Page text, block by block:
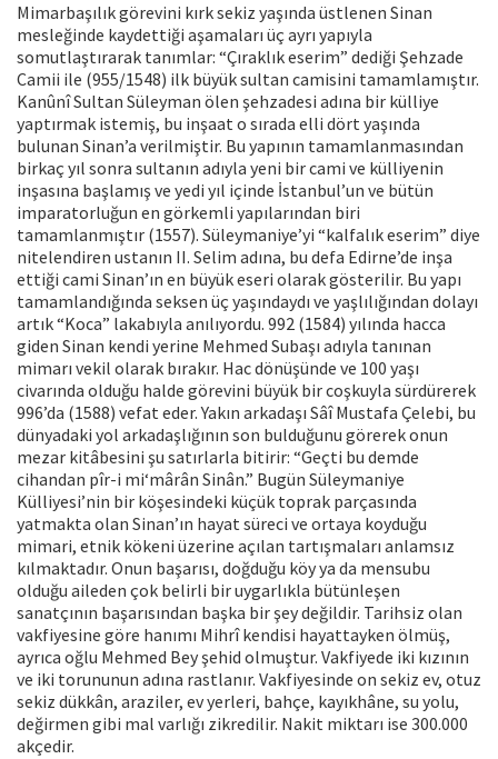
Mimarbaşılık görevini kırk sekiz yaşında üstlenen Sinan
mesleğinde kaydettiği aşamaları üç ayrı yapıyla
somutlaştırarak tanımlar: “Çıraklık eserim” dediği Şehzade
Camii ile (955/1548) ilk büyük sultan camisini tamamlamıştır.
Kanûnî Sultan Süleyman ölen şehzadesi adına bir külliye
yaptırmak istemiş, bu inşaat o sırada elli dört yaşında
bulunan Sinan’a verilmiştir. Bu yapının tamamlanmasından
birkaç yıl sonra sultanın adıyla yeni bir cami ve külliyenin
inşasına başlamış ve yedi yıl içinde İstanbul’un ve bütün
imparatorluğun en görkemli yapılarından biri
tamamlanmıştır (1557). Süleymaniye’yi “kalfalık eserim” diye
nitelendiren ustanın II. Selim adına, bu defa Edirne’de inşa
ettiği cami Sinan’ın en büyük eseri olarak gösterilir. Bu yapı
tamamlandığında seksen üç yaşındaydı ve yaşlılığından dolayı
artık “Koca” lakabıyla anılıyordu. 992 (1584) yılında hacca
giden Sinan kendi yerine Mehmed Subaşı adıyla tanınan
mimarı vekil olarak bırakır. Hac dönüşünde ve 100 yaşı
civarında olduğu halde görevini büyük bir coşkuyla sürdürerek
996’da (1588) vefat eder. Yakın arkadaşı Sâî Mustafa Çelebi, bu
dünyadaki yol arkadaşlığının son bulduğunu görerek onun
mezar kitâbesini şu satırlarla bitirir: “Geçti bu demde
cihandan pîr-i mi‘mârân Sinân.” Bugün Süleymaniye
Külliyesi’nin bir köşesindeki küçük toprak parçasında
yatmakta olan Sinan’ın hayat süreci ve ortaya koyduğu
mimari, etnik kökeni üzerine açılan tartışmaları anlamsız
kılmaktadır. Onun başarısı, doğduğu köy ya da mensubu
olduğu aileden çok belirli bir uygarlıkla bütünleşen
sanatçının başarısından başka bir şey değildir. Tarihsiz olan
vakfiyesine göre hanımı Mihrî kendisi hayattayken ölmüş,
ayrıca oğlu Mehmed Bey şehid olmuştur. Vakfiyede iki kızının
ve iki torununun adına rastlanır. Vakfiyesinde on sekiz ev, otuz
sekiz dükkân, araziler, ev yerleri, bahçe, kayıkhâne, su yolu,
değirmen gibi mal varlığı zikredilir. Nakit miktarı ise 300.000
akçedir.